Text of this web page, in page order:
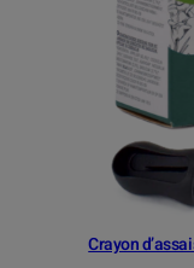
Crayon